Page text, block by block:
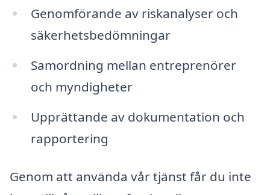
Genomförande av riskanalyser och
säkerhetsbedömningar
Samordning mellan entreprenörer
och myndigheter
Upprättande av dokumentation och
rapportering
Genom att använda vår tjänst får du inte